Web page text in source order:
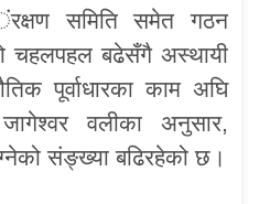
समिति समेत गठन
चहलपहल बढेसँगै अस्थायी
पूर्वाधारका काम अघि
वलीका अनुसार,
संङ्ख्या बढिरहेको छ।